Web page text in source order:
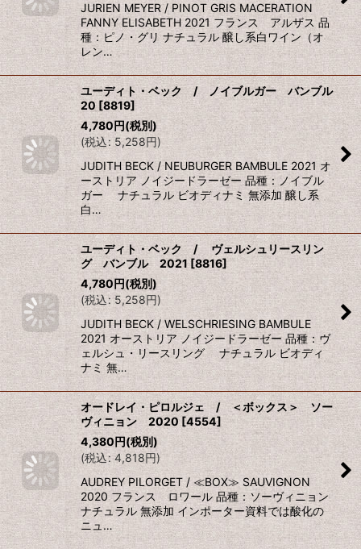
JURIEN MEYER / PINOT GRIS MACERATION
FANNY ELISABETH 2021 フランス アルザス 品
種：ピノ・グリ ナチュラル 醸し系白ワイン（オ
レン…
ユーディト・ベック / ノイブルガー バンブル
20 [8819]
4,780円(税別)
(税込: 5,258円)
JUDITH BECK / NEUBURGER BAMBULE 2021 オ
ーストリア ノイジードラーゼー 品種：ノイブル
ガー ナチュラル ビオディナミ 無添加 醸し系
白…
ユーディト・ベック / ヴェルシュリースリン
グ バンブル 2021 [8816]
4,780円(税別)
(税込: 5,258円)
JUDITH BECK / WELSCHRIESING BAMBULE
2021 オーストリア ノイジードラーゼー 品種：ヴ
ェルシュ・リースリング ナチュラル ビオディ
ナミ 無…
オードレイ・ピロルジェ / ＜ボックス＞ ソー
ヴィニョン 2020 [4554]
4,380円(税別)
(税込: 4,818円)
AUDREY PILORGET / ≪BOX≫ SAUVIGNON
2020 フランス ロワール 品種：ソーヴィニョン
ナチュラル 無添加 インポーター資料では酸化の
ニュ…